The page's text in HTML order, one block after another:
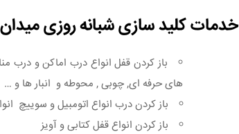
خدمات کلید سازی شبانه روزی میدان
باز کردن قفل انواع درب اماکن و
های حرفه ای, چوبی , محوطه و انبار ها و …
باز کردن درب انواع اتومبیل و سوییچ
باز کردن انواع قفل کتابی و آویز